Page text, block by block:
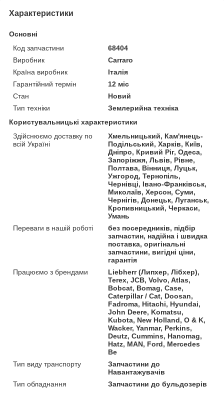
Характеристики
Основні
Код запчастини
68404
Виробник
Carraro
Країна виробник
Італія
Гарантійний термін
12 міс
Стан
Новий
Тип техніки
Землерийна техніка
Користувальницькі характеристики
Здійснюємо доставку по
всій Україні
Хмельницький, Кам'янець-
Подільський, Харків, Київ,
Дніпро, Кривий Ріг, Одеса,
Запоріжжя, Львів, Рівне,
Полтава, Вінниця, Луцьк,
Ужгород, Тернопіль,
Чернівці, Івано-Франківськ,
Миколаїв, Херсон, Суми,
Чернігів, Донецьк, Луганськ,
Кропивницький, Черкаси,
Умань
Переваги в нашій роботі
без посередників, підбір
запчастин, надійна і швидка
поставка, оригінальні
запчастини, вигідні ціни,
гарантія
Працюємо з брендами
Liebherr (Липхер, Лібхер),
Terex, JCB, Volvo, Atlas,
Bobcat, Bomag, Case,
Caterpillar / Cat, Doosan,
Fadroma, Hitachi, Hyundai,
John Deere, Komatsu,
Kubota, New Holland, O & K,
Wacker, Yanmar, Perkins,
Deutz, Cummins, Hanomag,
Hatz, MAN, Ford, Mercedes
Be
Тип виду транспорту
Запчастини до
Навантажувачів
Тип обладнання
Запчастини до бульдозерів